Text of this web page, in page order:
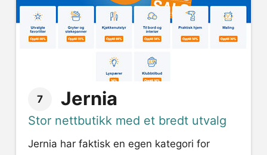
7 Jernia
Stor nettbutikk med et bredt utvalg
Jernia har faktisk en egen kategori for